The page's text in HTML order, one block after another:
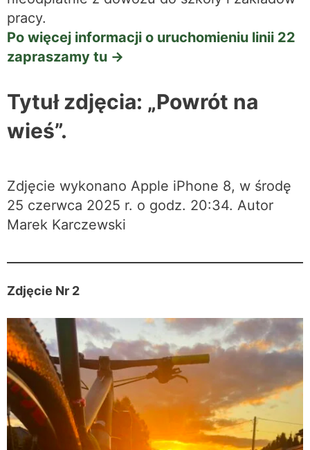
pracy.
Po więcej informacji o uruchomieniu linii 22
zapraszamy tu ->
Tytuł zdjęcia: „Powrót na
wieś”.
Zdjęcie wykonano Apple iPhone 8, w środę
25 czerwca 2025 r. o godz. 20:34. Autor
Marek Karczewski
Zdjęcie Nr 2